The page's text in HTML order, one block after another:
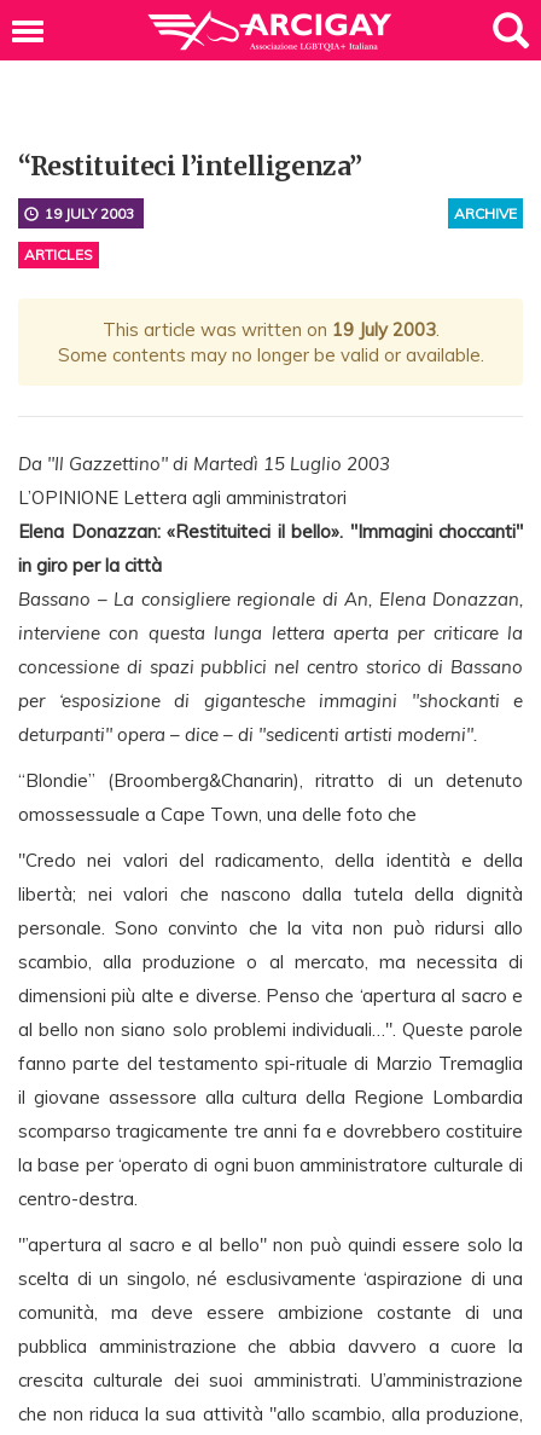
“Restituiteci l’intelligenza”
ARCHIVE
19 JULY 2003
ARTICLES
This article was written on 19 July 2003.
Some contents may no longer be valid or available.
Da "Il Gazzettino" di Martedì 15 Luglio 2003
L’OPINIONE Lettera agli amministratori
Elena Donazzan: «Restituiteci il bello». "Immagini choccanti"
in giro per la città
Bassano – La consigliere regionale di An, Elena Donazzan,
interviene con questa lunga lettera aperta per criticare la
concessione di spazi pubblici nel centro storico di Bassano
per ‘esposizione di gigantesche immagini "shockanti e
deturpanti" opera – dice – di "sedicenti artisti moderni".
“Blondie” (Broomberg&Chanarin), ritratto di un detenuto
omossessuale a Cape Town, una delle foto che
"Credo nei valori del radicamento, della identità e della
libertà; nei valori che nascono dalla tutela della dignità
personale. Sono convinto che la vita non può ridursi allo
scambio, alla produzione o al mercato, ma necessita di
dimensioni più alte e diverse. Penso che ‘apertura al sacro e
al bello non siano solo problemi individuali…". Queste parole
fanno parte del testamento spi-rituale di Marzio Tremaglia
il giovane assessore alla cultura della Regione Lombardia
scomparso tragicamente tre anni fa e dovrebbero costituire
la base per ‘operato di ogni buon amministratore culturale di
centro-destra.
"’apertura al sacro e al bello" non può quindi essere solo la
scelta di un singolo, né esclusivamente ‘aspirazione di una
comunità, ma deve essere ambizione costante di una
pubblica amministrazione che abbia davvero a cuore la
crescita culturale dei suoi amministrati. U’amministrazione
che non riduca la sua attività "allo scambio, alla produzione,